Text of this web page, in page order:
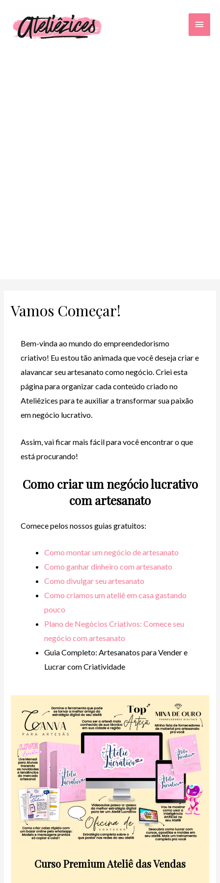
Vamos Começar!
Bem-vinda ao mundo do empreendedorismo
criativo! Eu estou tão animada que você deseja criar e
alavancar seu artesanato como negócio. Criei esta
página para organizar cada conteúdo criado no
Ateliêzices para te auxiliar a transformar sua paixão
em negócio lucrativo.
Assim, vai ficar mais fácil para você encontrar o que
está procurando!
Como criar um negócio lucrativo
com artesanato
Comece pelos nossos guias gratuitos:
Como montar um negócio de artesanato
Como ganhar dinheiro com artesanato
Como divulgar seu artesanato
Como criamos um ateliê em casa gastando
pouco
Plano de Negócios Criativos: Comece seu
negócio com artesanato
Guia Completo: Artesanatos para Vender e
Lucrar com Criatividade
Curso Premium Ateliê das Vendas